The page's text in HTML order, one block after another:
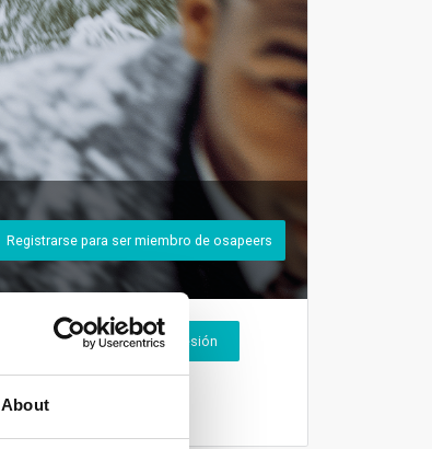
About
Registrarse para ser miembro de osapeers
Inicio de sesión